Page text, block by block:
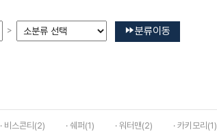
> 분류이동
· 비스콘티(2) · 쉐퍼(1) · 워터맨(2) · 카키모리(1)